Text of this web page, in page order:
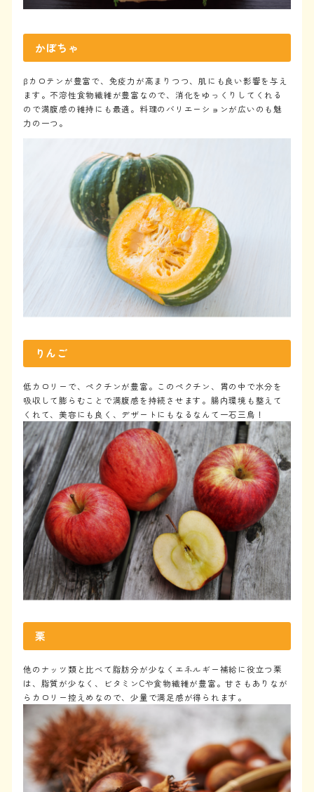
TOP
トップ
About us
かぼちゃ
βカロテンが豊富で、免疫力が高まりつつ、肌にも良い影響を与え
ます。不溶性食物繊維が豊富なので、消化をゆっくりしてくれる
ので満腹感の維持にも最適。料理のバリエーションが広いのも魅
力の一つ。
りんご
低カロリーで、ペクチンが豊富。このペクチン、胃の中で水分を
吸収して膨らむことで満腹感を持続させます。腸内環境も整えて
くれて、美容にも良く、デザートにもなるなんて一石三鳥！
栗
他のナッツ類と比べて脂肪分が少なくエネルギー補給に役立つ栗
は、脂質が少なく、ビタミンCや食物繊維が豊富。甘さもありなが
らカロリー控えめなので、少量で満足感が得られます。